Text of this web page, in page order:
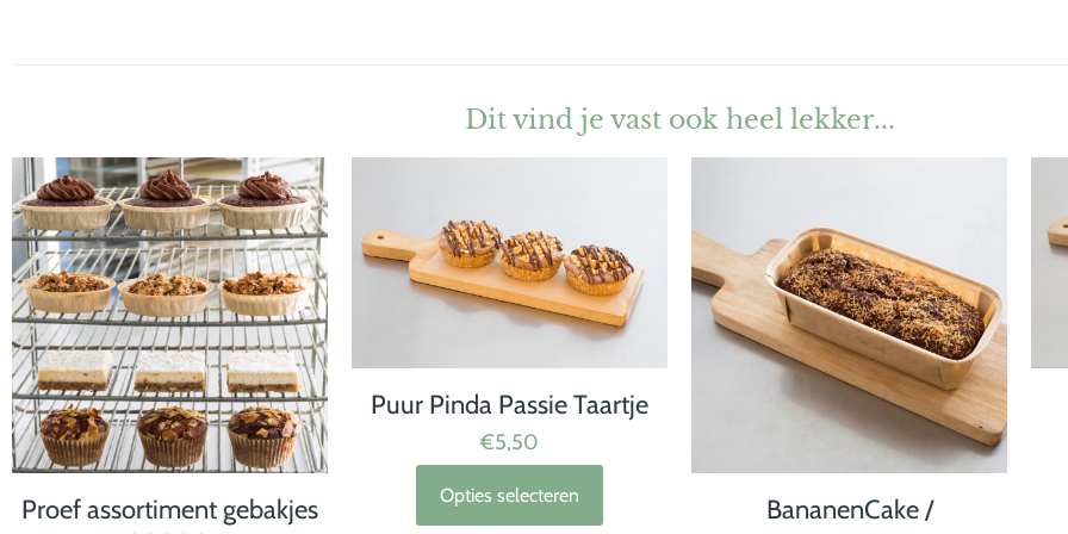
Dit vind je vast ook heel lekker...
Proef assortiment gebakjes
Puur Pinda Passie Taartje
€5,50
Opties selecteren
BananenCake /